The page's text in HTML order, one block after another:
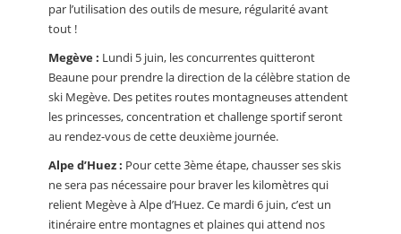
par l’utilisation des outils de mesure, régularité avant
tout !
Megève : Lundi 5 juin, les concurrentes quitteront
Beaune pour prendre la direction de la célèbre station de
ski Megève. Des petites routes montagneuses attendent
les princesses, concentration et challenge sportif seront
au rendez-vous de cette deuxième journée.
Alpe d’Huez : Pour cette 3ème étape, chausser ses skis
ne sera pas nécessaire pour braver les kilomètres qui
relient Megève à Alpe d’Huez. Ce mardi 6 juin, c’est un
itinéraire entre montagnes et plaines qui attend nos